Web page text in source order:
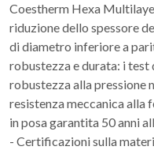
Coestherm Hexa
riduzione dello spessore
di diametro inferiore a
robustezza e durata: i test
robustezza alla pressione
resistenza meccanica alla
in posa garantita 50 anni
- Certificazioni sulla